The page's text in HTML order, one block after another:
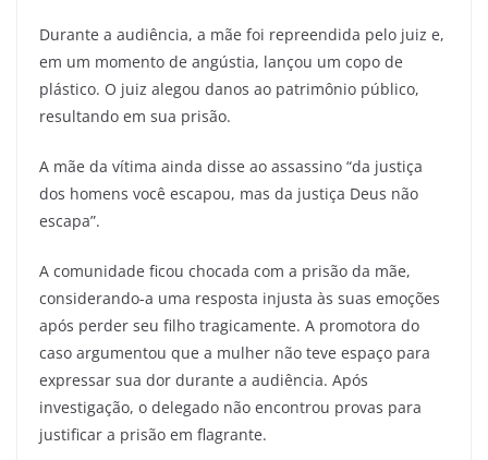
Durante a audiência, a mãe foi repreendida pelo juiz e,
em um momento de angústia, lançou um copo de
plástico. O juiz alegou danos ao patrimônio público,
resultando em sua prisão.
A mãe da vítima ainda disse ao assassino “da justiça
dos homens você escapou, mas da justiça Deus não
escapa”.
A comunidade ficou chocada com a prisão da mãe,
considerando-a uma resposta injusta às suas emoções
após perder seu filho tragicamente. A promotora do
caso argumentou que a mulher não teve espaço para
expressar sua dor durante a audiência. Após
investigação, o delegado não encontrou provas para
justificar a prisão em flagrante.